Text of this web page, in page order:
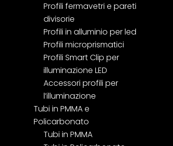
Profili fermavetri e pareti
divisorie
Profili in alluminio per led
Profili microprismatici
Profili Smart Clip per
illuminazione LED
Accessori profili per
l’illuminazione
Tubi in PMMA e
Policarbonato
Tubi in PMMA